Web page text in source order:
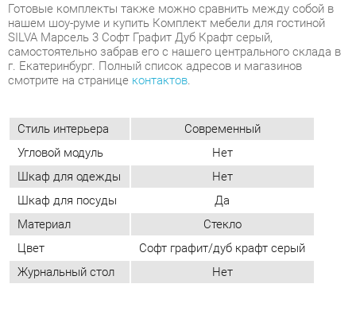
Стиль интерьера Современный
Угловой модуль
Нет
Шкаф для одежды
Материал
Стекло
Цвет
Софт графит/дуб крафт серый
Журнальный стол Нет
ОТЗЫВЫ
Пока нет отзывов, поделитесь первым своим мнением.
ДОБАВИТЬ ОТЗЫВ